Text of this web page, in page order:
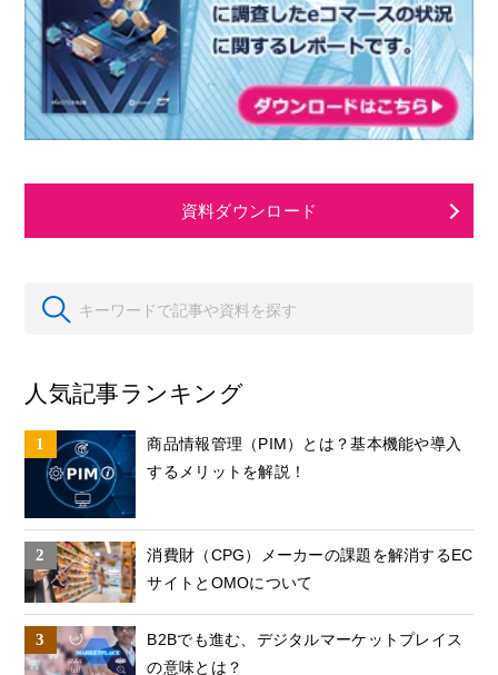
資料ダウンロード
人気記事ランキング
商品情報管理（PIM）とは？基本機能や導入
するメリットを解説！
消費財（CPG）メーカーの課題を解消するEC
サイトとOMOについて
B2Bでも進む、デジタルマーケットプレイス
の意味とは？